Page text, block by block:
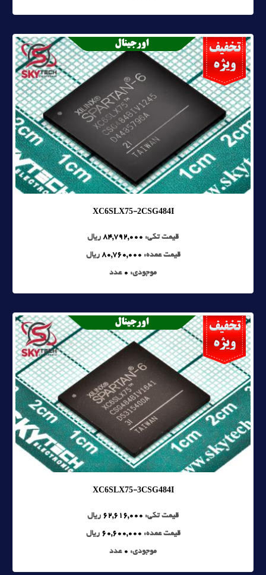
XC6SLX75-2CSG484I
قیمت تکی: 84,792,000 ریال
قیمت عمده: 80,760,000 ریال
موجودی: 0 عدد
XC6SLX75-3CSG484I
قیمت تکی: 62,616,000 ریال
قیمت عمده: 60,600,000 ریال
موجودی: 0 عدد